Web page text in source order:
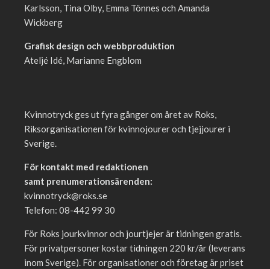
Karlsson, Tina Olby, Emma Tönnes och Amanda
Wickberg
Grafisk design och webbproduktion
Ateljé Idé, Marianne Engblom
Kvinnotryck ges ut fyra gånger om året av Roks,
Riksorganisationen för kvinnojourer och tjejjourer i
Sverige.
För kontakt med redaktionen
samt prenumerationsärenden:
kvinnotryck@roks.se
Telefon: 08-442 99 30
För Roks jourkvinnor och jourtjejer är tidningen gratis.
För privatpersoner kostar tidningen 220 kr/år (leverans
inom Sverige). För organisationer och företag är priset